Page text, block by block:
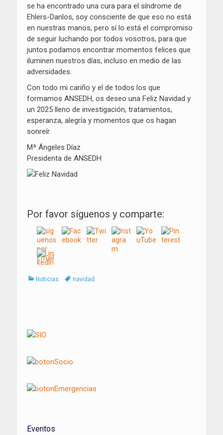
se ha encontrado una cura para el síndrome de
Ehlers-Danlos, soy consciente de que eso no está
en nuestras manos, pero sí lo está el compromiso
de seguir luchando por todos vosotros, para que
juntos podamos encontrar momentos felices que
iluminen nuestros días, incluso en medio de las
adversidades.
Con todo mi cariño y el de todos los que
formamos ANSEDH, os deseo una Feliz Navidad y
un 2025 lleno de investigación, tratamientos,
esperanza, alegría y momentos que os hagan
sonreír.
Mª Ángeles Díaz
Presidenta de ANSEDH
Por favor síguenos y comparte:
Categorías
Noticias Tagsnavidad
entradas
Eventos